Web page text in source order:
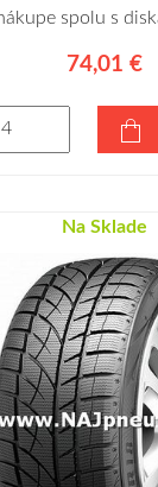
spolu s
74,01 €
Na Sklade